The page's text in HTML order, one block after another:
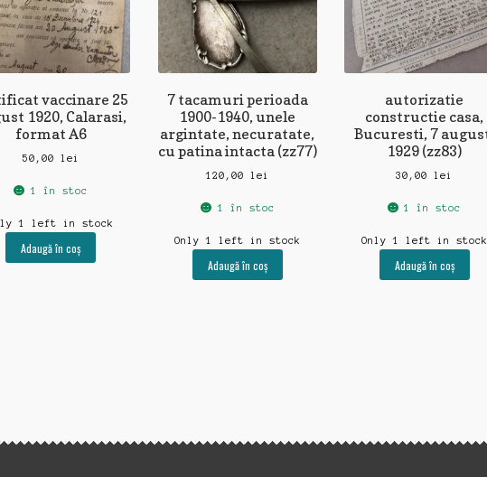
vaccinare 25
1920, Calarasi,
format A6
50,00 lei
1 în stoc
1 left in stock
Adaugă în coș
7 tacamuri perioada
1900-1940, unele
argintate, necuratate,
cu patina intacta (zz77)
120,00 lei
1 în stoc
Only 1 left in stock
Adaugă în coș
autorizatie
constructie casa,
Bucuresti, 7
1929 (zz83)
30,00lei
1 în stoc
Only 1 left in stock
Adaugă în coș